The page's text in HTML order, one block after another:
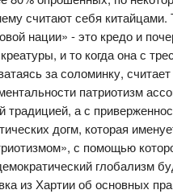
считают себя китайцами.
нации» - это кредо и
и то когда она с
за соломинку,
патриотизм
традицией, а с
догм, которая
с помощью
глобализм
из Хартии об основных